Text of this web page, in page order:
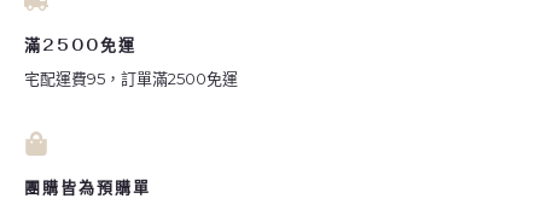
滿2500免運
宅配運費95，訂單滿2500免運
團購皆為預購單